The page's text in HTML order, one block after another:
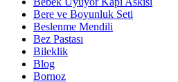
Bere ve Boyunluk Seti
Beslenme Mendili
Bez Pastası
Bileklik
Blog
Bornoz